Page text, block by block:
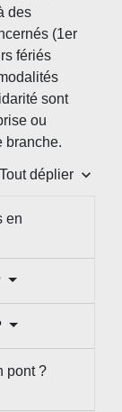
des
(1er
fériés
sont
ou
branche.
Tout déplier keyboard_arrow_down
en
pont ?